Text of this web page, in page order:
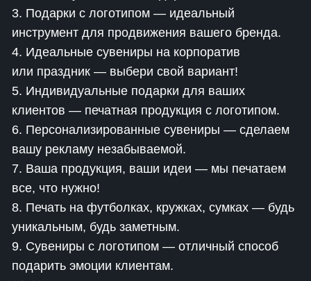
3. Подарки с логотипом — идеальный
инструмент для продвижения вашего бренда.
4. Идеальные сувениры на корпоратив
или праздник — выбери свой вариант!
5. Индивидуальные подарки для ваших
клиентов — печатная продукция с логотипом.
6. Персонализированные сувениры — сделаем
вашу рекламу незабываемой.
7. Ваша продукция, ваши идеи — мы печатаем
все, что нужно!
8. Печать на футболках, кружках, сумках — будь
уникальным, будь заметным.
9. Сувениры с логотипом — отличный способ
подарить эмоции клиентам.